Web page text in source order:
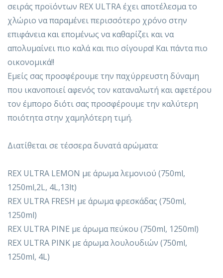
σειράς προϊόντων REX ULTRA έχει αποτέλεσμα το
χλώριο να παραμένει περισσότερο χρόνο στην
επιφάνεια και επομένως να καθαρίζει και να
απολυμαίνει πιο καλά και πιο σίγουρα! Και πάντα πιο
οικονομικά!!
Εμείς σας προσφέρουμε την παχύρρευστη δύναμη
που ικανοποιεί αφενός τον καταναλωτή και αφετέρου
τον έμπορο διότι σας προσφέρουμε την καλύτερη
ποιότητα στην χαμηλότερη τιμή.
Διατίθεται σε τέσσερα δυνατά αρώματα:
REX ULTRA LEMON με άρωμα λεμονιού (750ml,
1250ml,2L, 4L,13lt)
REX ULTRA FRESH με άρωμα φρεσκάδας (750ml,
1250ml)
REX ULTRA PINE με άρωμα πεύκου (750ml, 1250ml)
REX ULTRA PINK με άρωμα λουλουδιών (750ml,
1250ml, 4L)